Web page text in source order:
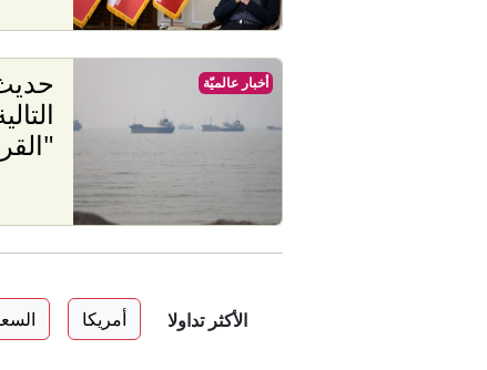
أخبار عالميّة
الأكثر تداولا أمريكا